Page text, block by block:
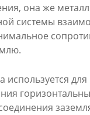
она же
системы
используется